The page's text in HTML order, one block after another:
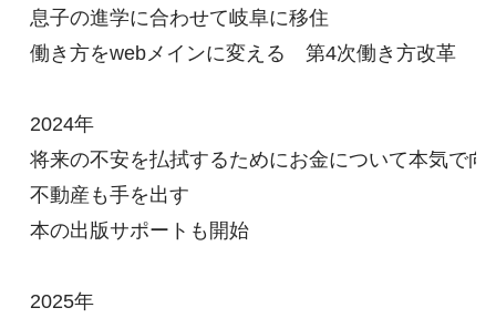
息子の進学に合わせて岐阜に移住
働き方をwebメインに変える　第4次働き方改革
2024年
将来の不安を払拭するためにお金について本気で
不動産も手を出す
本の出版サポートも開始
2025年